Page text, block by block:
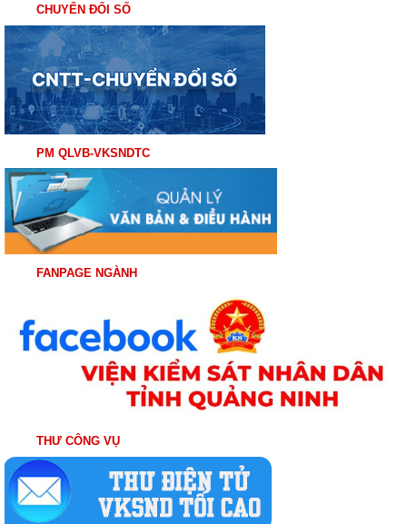
CHUYỂN ĐỔI SỐ
PM QLVB-VKSNDTC
FANPAGE NGÀNH
THƯ CÔNG VỤ